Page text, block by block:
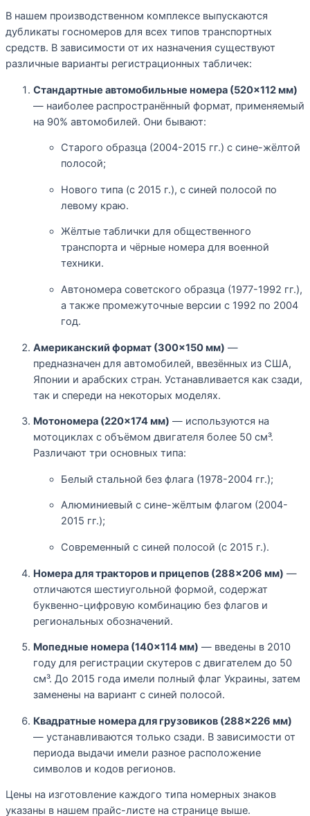
В нашем производственном комплексе выпускаются
дубликаты госномеров для всех типов транспортных
средств. В зависимости от их назначения существуют
различные варианты регистрационных табличек:
Стандартные автомобильные номера (520×112 мм)
— наиболее распространённый формат, применяемый
на 90% автомобилей. Они бывают:
Старого образца (2004-2015 гг.) с сине-жёлтой
полосой;
Нового типа (с 2015 г.), с синей полосой по
левому краю.
Жёлтые таблички для общественного
транспорта и чёрные номера для военной
техники.
Автономера советского образца (1977-1992 гг.),
а также промежуточные версии с 1992 по 2004
год.
Американский формат (300×150 мм) —
предназначен для автомобилей, ввезённых из США,
Японии и арабских стран. Устанавливается как сзади,
так и спереди на некоторых моделях.
Мотономера (220×174 мм) — используются на
мотоциклах с объёмом двигателя более 50 см³.
Различают три основных типа:
Белый стальной без флага (1978-2004 гг.);
Алюминиевый с сине-жёлтым флагом (2004-
2015 гг.);
Современный с синей полосой (с 2015 г.).
Номера для тракторов и прицепов (288×206 мм) —
отличаются шестиугольной формой, содержат
буквенно-цифровую комбинацию без флагов и
региональных обозначений.
Мопедные номера (140×114 мм) — введены в 2010
году для регистрации скутеров с двигателем до 50
см³. До 2015 года имели полный флаг Украины, затем
заменены на вариант с синей полосой.
Квадратные номера для грузовиков (288×226 мм)
— устанавливаются только сзади. В зависимости от
периода выдачи имели разное расположение
символов и кодов регионов.
Цены на изготовление каждого типа номерных знаков
указаны в нашем прайс-листе на странице выше.